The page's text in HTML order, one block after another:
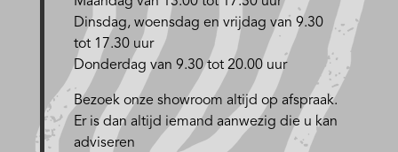
Dinsdag, woensdag en vrijdag van 9.30
tot 17.30 uur
Donderdag van 9.30 tot 20.00 uur
Bezoek onze showroom altijd op afspraak.
Er is dan altijd iemand aanwezig die u kan
adviseren